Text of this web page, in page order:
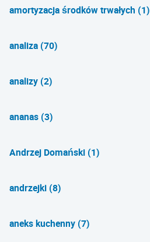
amortyzacja środków trwałych (1)
analiza (70)
analizy (2)
ananas (3)
Andrzej Domański (1)
andrzejki (8)
aneks kuchenny (7)